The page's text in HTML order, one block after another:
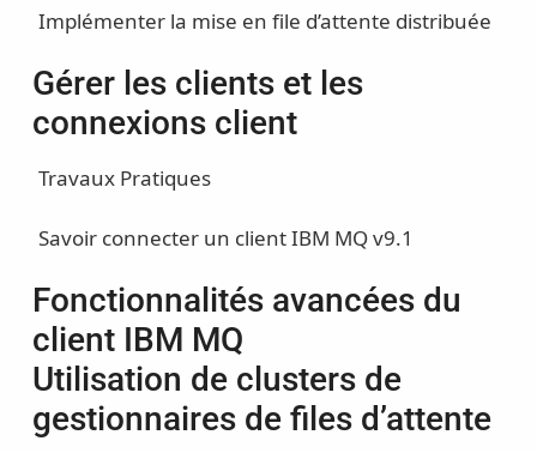
Implémenter la mise en file d’attente distribuée
Gérer les clients et les
connexions client
Travaux Pratiques
Savoir connecter un client IBM MQ v9.1
Fonctionnalités avancées du
client IBM MQ
Utilisation de clusters de
gestionnaires de files d’attente